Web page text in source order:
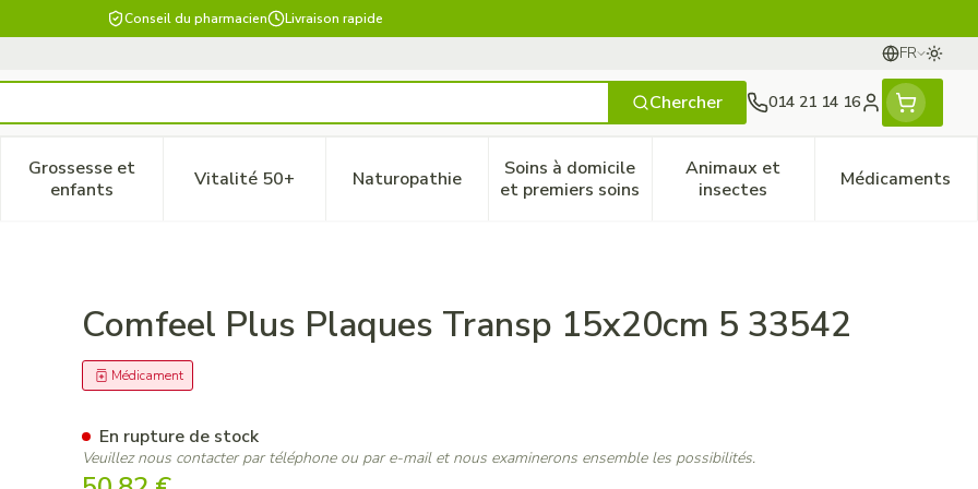
Conseil du pharmacien Livraison rapide
FR
Langues
Chercher 014 21 14 16
Menu client
Beauté, soins et hygiène
menu pour la catégorie Régime, alimentation & vitamines
Grossesse et
enfantsAfficher le sous-menu pour la catégorie Grossesse et enfants
Vitalité 50+Afficher le sous-menu pour la catégorie Vitalité 50+
NaturopathieAfficher le sous-menu pour la catégorie Naturopathie
Soins à domicile
et premiers soinsAfficher le sous-menu pour la catégorie Soins à
Animaux et
insectesAfficher le sous-menu pour
Médicaments
Afficher
15x20cm 5 33542
Comfeel Plus Plaques Transp 15x20cm 5 33542
Médicament
En rupture de stock
Veuillez nous contacter par téléphone ou par e-mail et nous examinerons ensemble les possibilités.